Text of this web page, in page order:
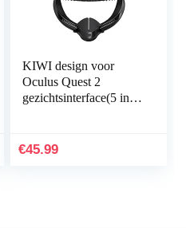
KIWI design voor
Oculus Quest 2
gezichtsinterface(5 in
€45.99